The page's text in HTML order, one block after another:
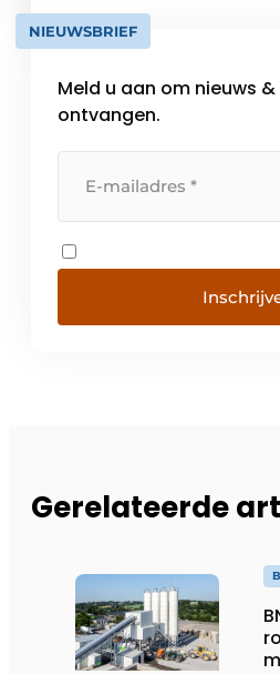
certificatie-instelling. Dit
gepaard met
resultaten van deze […]
NIEUWSBRIEF
Meld u aan om nieuws
ontvangen.
Gerelateerde